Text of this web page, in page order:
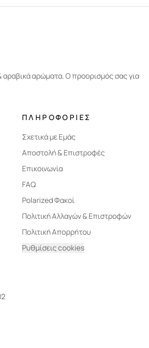
αρώματα. Ο προορισμός σας για
ΠΛΗΡΟΦΟΡΙΕΣ
Σχετικά με Εμάς
Αποστολή & Επιστροφές
Επικοινωνία
FAQ
Polarized Φακοί
Πολιτική Αλλαγών & Επιστροφών
Πολιτική Απορρήτου
Ρυθμίσεις cookies